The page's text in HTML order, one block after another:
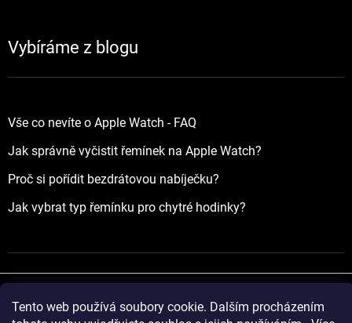
Tento web používá soubory cookie. Dalším procházením
Vybíráme z blogu
Vše co nevíte o Apple Watch - FAQ
Jak správně vyčistit řemínek na Apple Watch?
Proč si pořídit bezdrátovou nabíječku?
Jak vybrat typ řemínku pro chytré hodinky?
Vytvořil Shoptet